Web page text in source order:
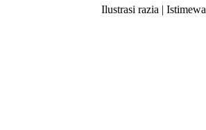
Ilustrasi razia | Istimewa